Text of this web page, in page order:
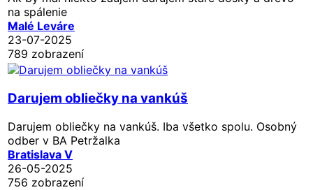
na spálenie
Malé Leváre
23-07-2025
789 zobrazení
Darujem obliečky na vankúš
Darujem obliečky na vankúš. Iba všetko spolu. Osobný
odber v BA Petržalka
Bratislava V
26-05-2025
756 zobrazení